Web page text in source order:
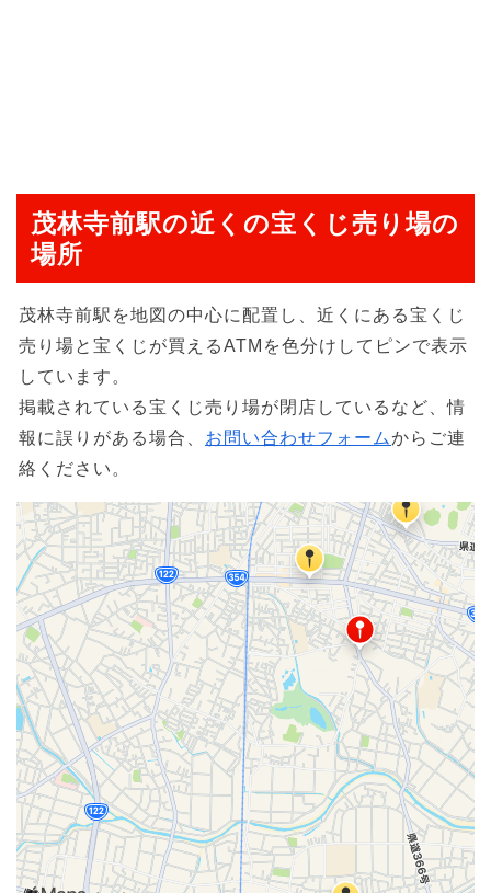
茂林寺前駅の近くの宝くじ売り場の
場所
茂林寺前駅を地図の中心に配置し、近くにある宝くじ
売り場と宝くじが買えるATMを色分けしてピンで表示
しています。
掲載されている宝くじ売り場が閉店しているなど、情
報に誤りがある場合、 お問い合わせフォームからご連
絡ください。